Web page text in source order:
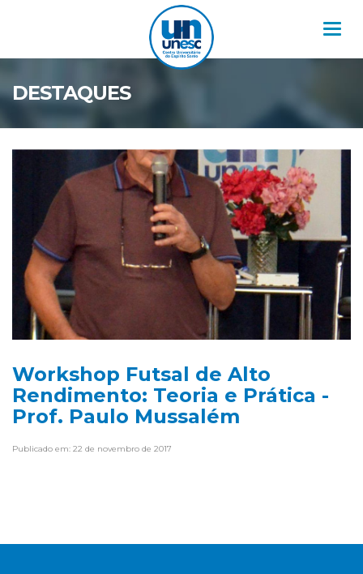
DESTAQUES
Workshop Futsal de Alto
Rendimento: Teoria e Prática -
Prof. Paulo Mussalém
Publicado em: 22 de novembro de 2017